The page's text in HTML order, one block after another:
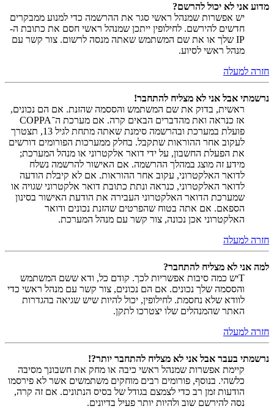
מדוע אני לא יכול להרשם?
יש אפשרות שמנהל ראשי סגר את ההרשמה כדי למנוע ממבקרים
חדשים להירשם. לחילופין ייתכן שמנהל ראשי חסם את כתובת ה-
IP שלך או את שם המשתמש שאתה מנסה לרשום. צור קשר עם
מנהל ראשי לסיוע.
חזרה למעלה
נרשמתי אבל אני לא מצליח להתחבר!
ראשית, בדוק את שם המשתמש והססמה שהזנת. אם הם נכונים,
אז כנראה ואת מהדברים הבאים קרה. אם מערכת ה־COPPA
פועלת במערכת ובהרשמה סימנת שאתה מתחת לגיל 13, תצטרך
לעקוב אחר ההוראות שתקבל. בחלק ממערכות הפורומים דורשים
את הפעלת החשבון, על ידי דואר אלקטרוני או מנהל המערכת;
מידע זה מוצג במהלך ההרשמה. אם האישור להרשמה נשלח
לדואר האלקטרוני, עקוב אחר ההוראות. אם לא קיבלת הודעה
לדואר האלקטרוני, כנראה ונתת כתובת דואר אלקטרוני שגויה או
שמערכת הדואר האלקטרוני העבירה את הודעת האישור בסינון
הספאם. אם אתה בטוח שהפרטים שהזנת נכונים ודואר
האלקטרוני אכן נכונה, צור קשר עם מנהל המערכת.
חזרה למעלה
למה אני לא מצליח להתחבר?
Tיש כמה סיבות אפשריות לכך. קודם כל, ודא ששם המשתמש
והססמה שלך נכונים. אם הם נכונים, צור קשר עם מנהל ראשי כדי
לוודא שלא נחסמת. לחילופין, יכול להיות שיש שגיאה בהגדרות
האתר שהמנהלים שלו יצטרכו לתקן.
חזרה למעלה
נרשמתי בעבר אבל אני לא מצליח להתחבר יותר?!
קיימת אפשרות שמנהל ראשי כיבה או מחק את חשבונך מסיבה
כלשהי. בנוסף, פורומים רבים מוחקים משתמשים אשר לא פירסמו
הודעות זמן רב כדי לצמצם בגודל של בסיס הנתונים. אם זה קרה,
נסה להירשם שוב ולהיות יותר פעיל בדיונים.